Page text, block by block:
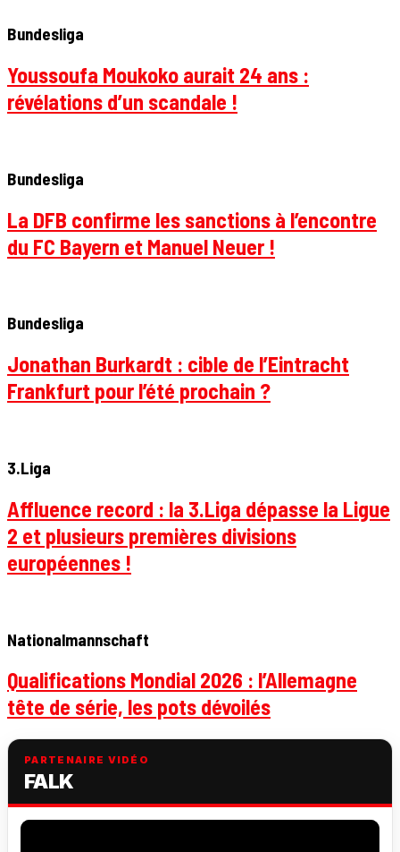
Bundesliga
Youssoufa Moukoko aurait 24 ans :
révélations d’un scandale !
Bundesliga
La DFB confirme les sanctions à l’encontre
du FC Bayern et Manuel Neuer !
Bundesliga
Jonathan Burkardt : cible de l’Eintracht
Frankfurt pour l’été prochain ?
3.Liga
Affluence record : la 3.Liga dépasse la Ligue
2 et plusieurs premières divisions
européennes !
Nationalmannschaft
Qualifications Mondial 2026 : l’Allemagne
tête de série, les pots dévoilés
PARTENAIRE VIDÉO
FALK